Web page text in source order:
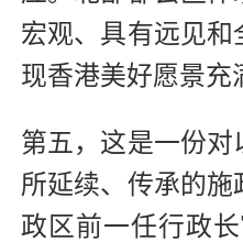
宏观、具有远见和
现香港美好愿景充
第五，这是一份对
所延续、传承的施
政区前一任行政